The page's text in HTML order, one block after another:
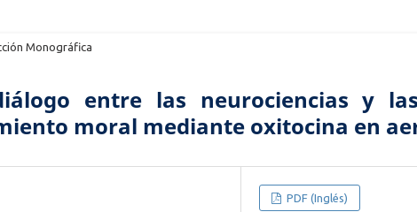
Monográfica
entre las neurociencias y
moral mediante oxitocina en
PDF (Inglés)